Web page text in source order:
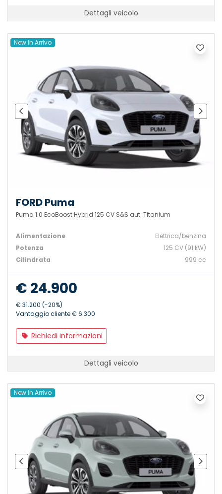
Dettagli veicolo
New In Arrivo
FORD Puma
Puma 1.0 EcoBoost Hybrid 125 CV S&S aut. Titanium
Alimentazione
Elettrica/benzina
Potenza
125 CV (91 kW)
Cilindrata
999 cc
€ 24.900
€ 31.200 (-20%)
Vantaggio cliente € 6.300
Richiedi informazioni
Dettagli veicolo
New In Arrivo